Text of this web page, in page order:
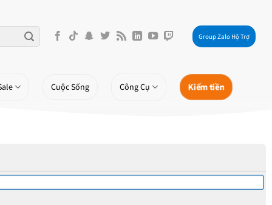
Group Zalo Hộ Trợ
Cuộc Sống Công Cụ Kiếm tiền